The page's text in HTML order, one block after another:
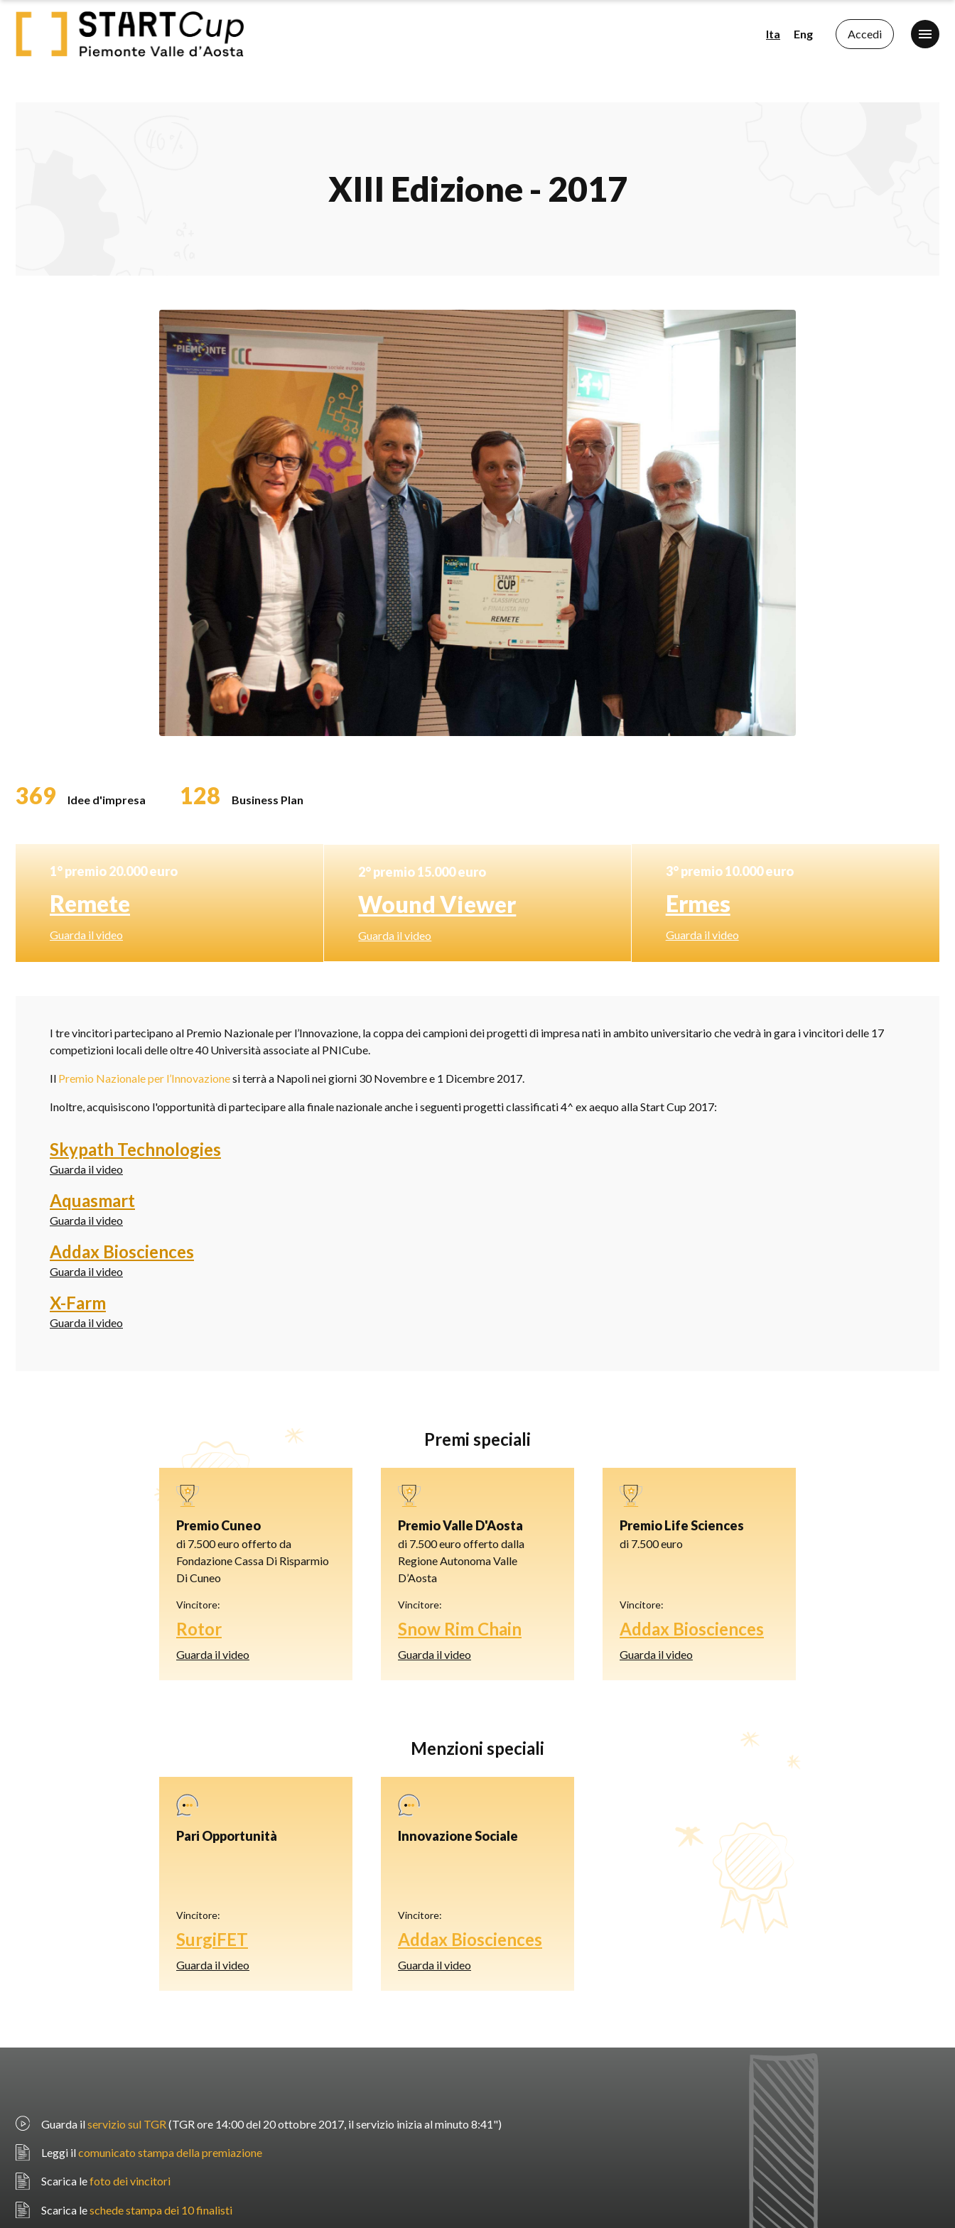
Ita Eng Accedi
XIII Edizione - 2017
369 Idee d'impresa 128 Business Plan
1° premio 20.000 euro
Remete
Guarda il video
2° premio 15.000 euro
Wound Viewer
Guarda il video
3° premio 10.000 euro
Ermes
Guarda il video
I tre vincitori partecipano al Premio Nazionale per l’Innovazione, la coppa dei campioni dei progetti di impresa nati in ambito universitario che vedrà in gara i vincitori delle 17
competizioni locali delle oltre 40 Università associate al PNICube.
Il Premio Nazionale per l’Innovazionesi terrà a Napoli nei giorni 30 Novembre e 1 Dicembre 2017.
Inoltre, acquisiscono l'opportunità di partecipare alla finale nazionale anche i seguenti progetti classificati 4^ ex aequo alla Start Cup 2017:
Skypath Technologies
Guarda il video
Aquasmart
Guarda il video
Addax Biosciences
Guarda il video
X-Farm
Guarda il video
Premi speciali
Premio Cuneo
di 7.500 euro offerto da
Fondazione Cassa Di Risparmio
Di Cuneo
Vincitore:
Rotor
Guarda il video
Premio Valle D'Aosta
di 7.500 euro offerto dalla
Regione Autonoma Valle
D’Aosta
Vincitore:
Snow Rim Chain
Guarda il video
Premio Life Sciences
di 7.500 euro
Vincitore:
Addax Biosciences
Guarda il video
Menzioni speciali
Pari Opportunità
Vincitore:
SurgiFET
Guarda il video
Innovazione Sociale
Vincitore:
Addax Biosciences
Guarda il video
Guarda ilservizio sul TGR (TGR ore 14:00 del 20 ottobre 2017, il servizio inizia al minuto 8:41")
Leggi ilcomunicato stampa della premiazione
Scarica lefoto dei vincitori
Scarica leschede stampa dei 10 finalisti